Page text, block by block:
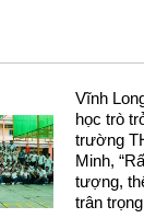
Vĩnh
học trò
trường
Minh,
tượng,
trân